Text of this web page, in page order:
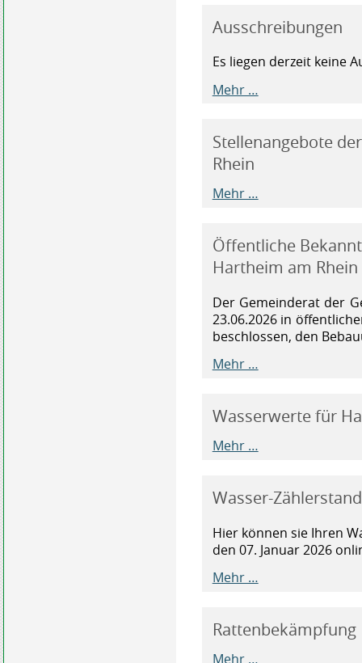
Ausschreibungen
Es liegen derzeit keine
Mehr …
Stellenangebote
Rhein
Mehr …
Öffentliche
Hartheim am Rhein
Der Gemeinderat der
23.06.2026 in
beschlossen, den
Mehr …
Wasserwerte für
Mehr …
Wasser-
Hier können sie Ihren
den 07. Januar 2026
Mehr …
Rattenbekämpfung